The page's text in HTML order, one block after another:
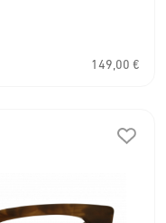
149,00 €